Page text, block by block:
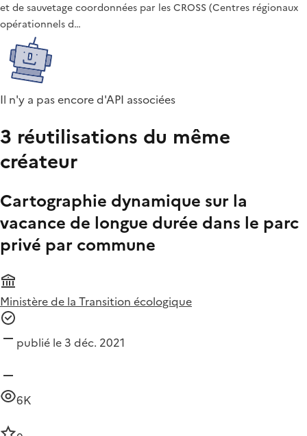
et de sauvetage coordonnées par les CROSS (Centres régionaux
opérationnels d…
Il n'y a pas encore d'API associées
3 réutilisations du même
créateur
Cartographie dynamique sur la
vacance de longue durée dans le parc
privé par commune
Ministère de la Transition écologique
publié le 3 déc. 2021
6K